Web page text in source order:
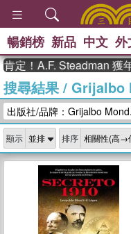
暢銷榜 新品 中文 外
Steadman 獲年度
搜尋結果/ Grijalbo
出版社/品牌：Grijalbo
顯示 排序